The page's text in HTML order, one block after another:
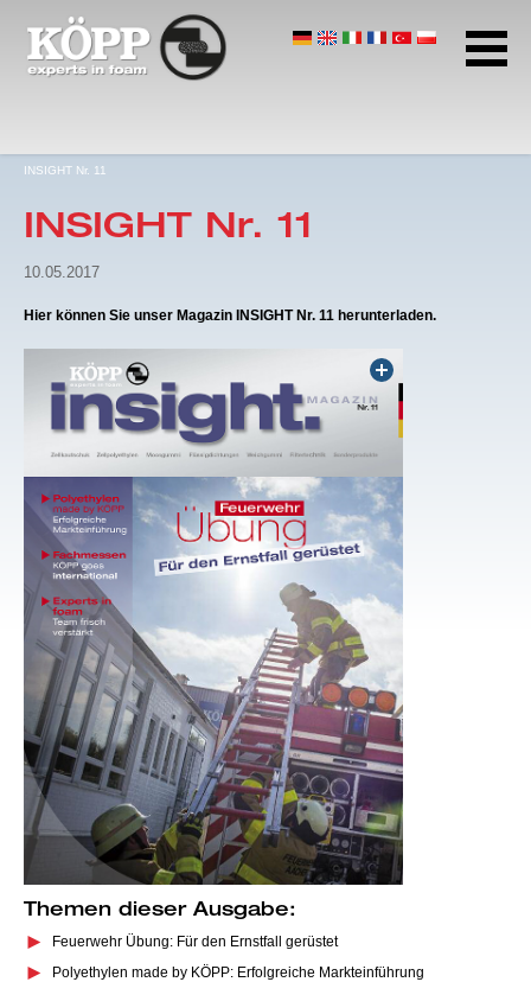
Caucho celular
Polietileno celular
Dirección y horas de trabajo
INSIGHT Nr. 11
INSIGHT Nr. 11
10.05.2017
Hier können Sie unser Magazin INSIGHT Nr. 11 herunterladen.
Themen dieser Ausgabe:
Feuerwehr Übung: Für den Ernstfall gerüstet
Polyethylen made by KÖPP: Erfolgreiche Markteinführung